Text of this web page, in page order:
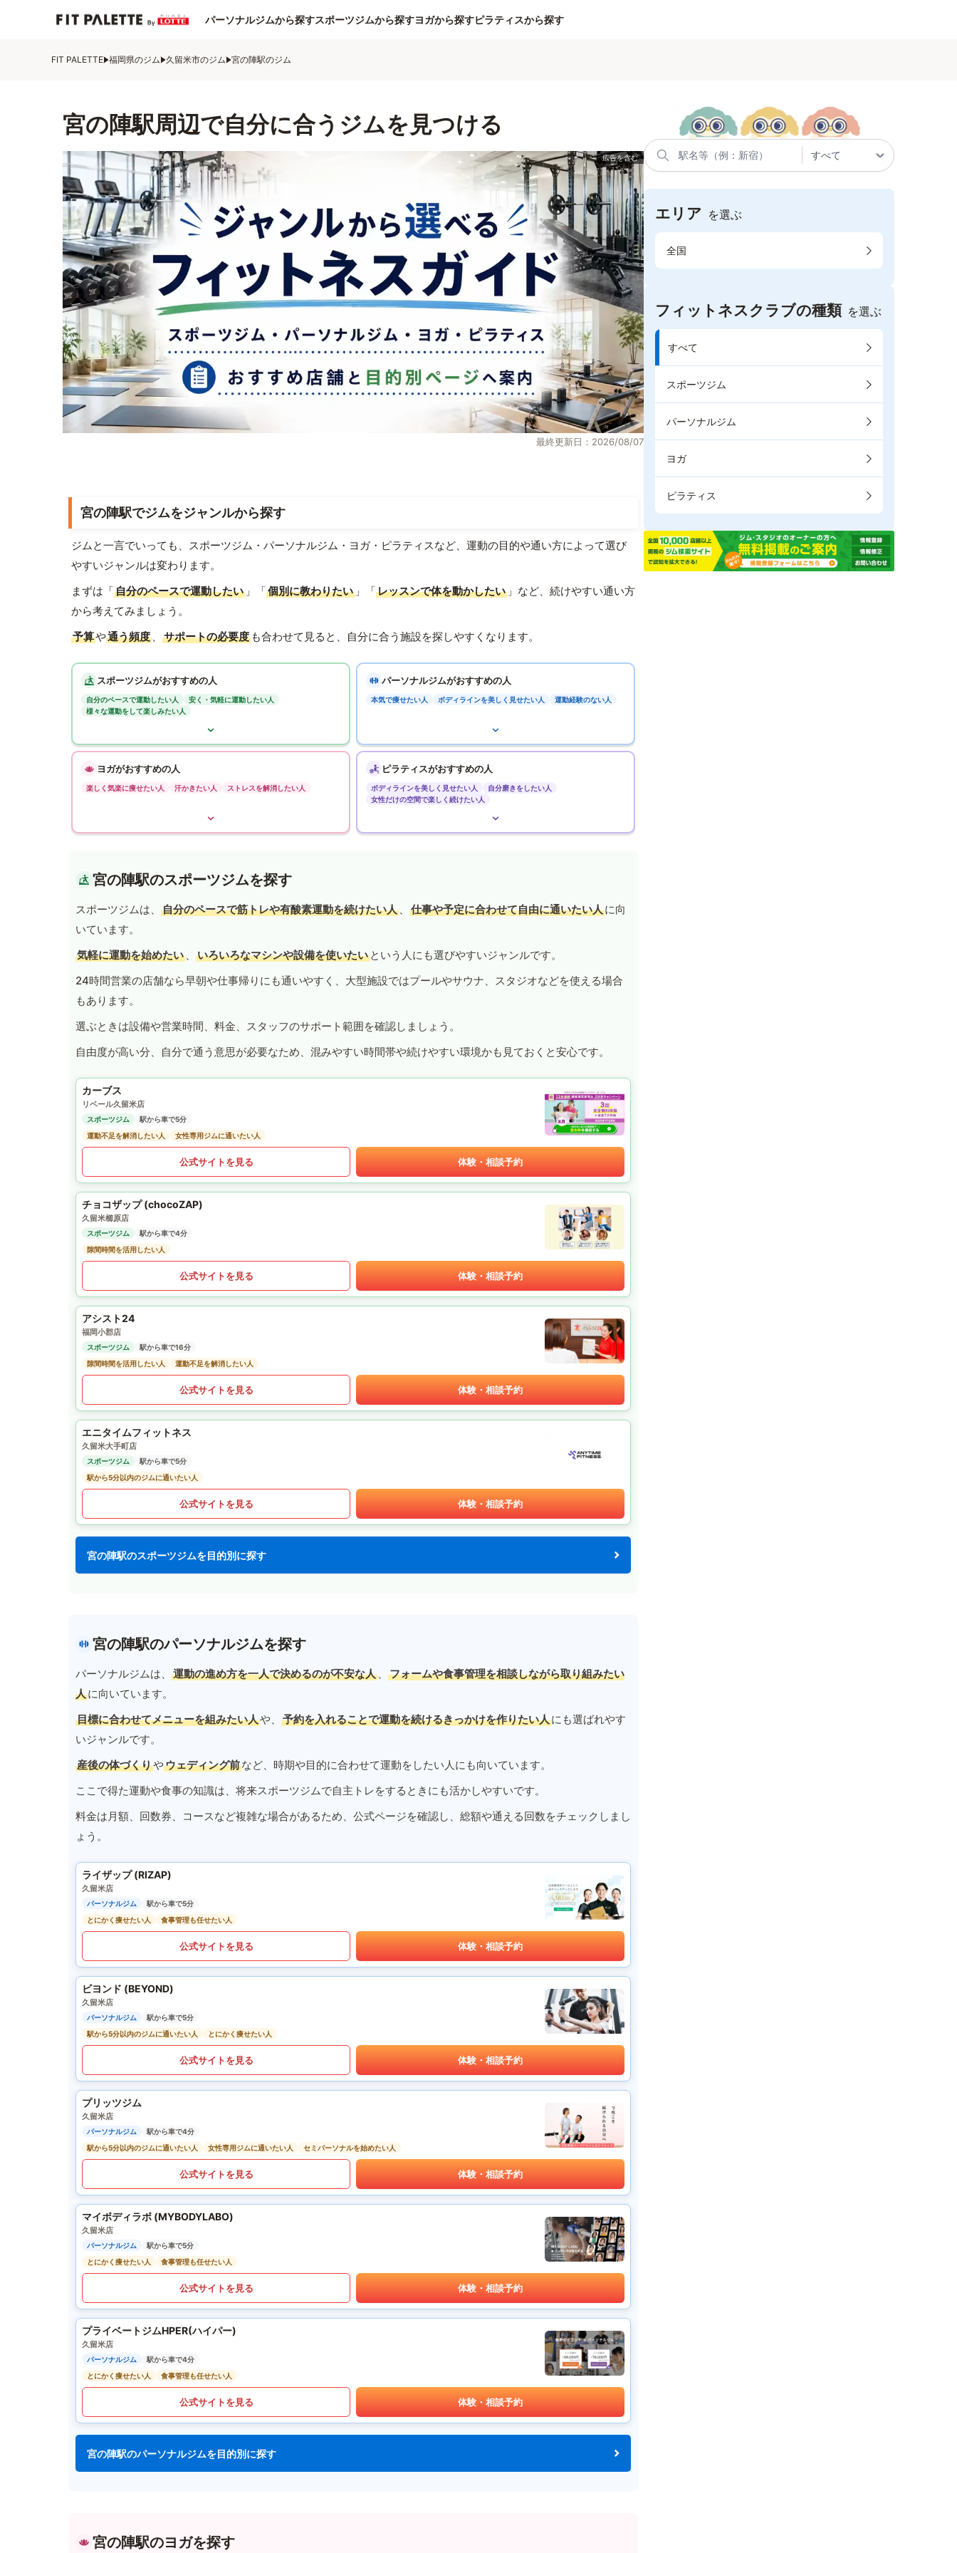
パーソナルジムから探すスポーツジムから探すヨガから探すピラティスから探す
FIT PALETTE 福岡県のジム 久留米市のジム 宮の陣駅のジム
宮の陣駅周辺で自分に合うジムを見つける
最終更新日：2026/08/07
宮の陣駅でジムをジャンルから探す
ジムと一言でいっても、スポーツジム・パーソナルジム・ヨガ・ピラティスなど、運動の目的や通い方によって選び
やすいジャンルは変わります。
まずは「自分のペースで運動したい 」「個別に教わりたい 」「レッスンで体を動かしたい 」など、続けやすい通い方
から考えてみましょう。
予算や通う頻度 、 サポートの必要度 も合わせて見ると、自分に合う施設を探しやすくなります。
スポーツジムがおすすめの人
自分のペースで運動したい人
安く・気軽に運動したい人
様々な運動をして楽しみたい人
パーソナルジムがおすすめの人
本気で痩せたい人 ボディラインを美しく見せたい人 運動経験のない人
ヨガがおすすめの人
楽しく気楽に痩せたい人 汗かきたい人 ストレスを解消したい人
ピラティスがおすすめの人
ボディラインを美しく見せたい人
自分磨きをしたい人
女性だけの空間で楽しく続けたい人
宮の陣駅のスポーツジムを探す
スポーツジムは、 自分のペースで筋トレや有酸素運動を続けたい人 、 仕事や予定に合わせて自由に通いたい人に向
いています。
気軽に運動を始めたい 、 いろいろなマシンや設備を使いたい という人にも選びやすいジャンルです。
24時間営業の店舗なら早朝や仕事帰りにも通いやすく、大型施設ではプールやサウナ、スタジオなどを使える場合
もあります。
選ぶときは設備や営業時間、料金、スタッフのサポート範囲を確認しましょう。
自由度が高い分、自分で通う意思が必要なため、混みやすい時間帯や続けやすい環境かも見ておくと安心です。
カーブス
リベール久留米店
スポーツジム
駅から車で5分
運動不足を解消したい人
女性専用ジムに通いたい人
公式サイトを見る 体験・相談予約
チョコザップ (chocoZAP)
久留米櫛原店
スポーツジム
駅から車で4分
隙間時間を活用したい人
公式サイトを見る 体験・相談予約
アシスト24
福岡小郡店
スポーツジム
駅から車で16分
隙間時間を活用したい人
運動不足を解消したい人
公式サイトを見る 体験・相談予約
エニタイムフィットネス
久留米大手町店
スポーツジム
駅から車で5分
駅から5分以内のジムに通いたい人
公式サイトを見る 体験・相談予約
宮の陣駅のスポーツジムを目的別に探す
宮の陣駅のパーソナルジムを探す
パーソナルジムは、 運動の進め方を一人で決めるのが不安な人 、
フォームや食事管理を相談しながら取り組みたい
人に向いています。
目標に合わせてメニューを組みたい人や、 予約を入れることで運動を続けるきっかけを作りたい人にも選ばれやす
いジャンルです。
産後の体づくりやウェディング前など、時期や目的に合わせて運動をしたい人にも向いています。
ここで得た運動や食事の知識は、将来スポーツジムで自主トレをするときにも活かしやすいです。
料金は月額、回数券、コースなど複雑な場合があるため、公式ページを確認し、総額や通える回数をチェックしまし
ょう。
ライザップ (RIZAP)
久留米店
パーソナルジム
駅から車で5分
とにかく痩せたい人
食事管理も任せたい人
公式サイトを見る 体験・相談予約
ビヨンド (BEYOND)
久留米店
パーソナルジム
駅から車で5分
駅から5分以内のジムに通いたい人
とにかく痩せたい人
公式サイトを見る 体験・相談予約
プリッツジム
久留米店
パーソナルジム
駅から車で4分
駅から5分以内のジムに通いたい人
女性専用ジムに通いたい人 セミパーソナルを始めたい人
公式サイトを見る 体験・相談予約
マイボディラボ (MYBODYLABO)
久留米店
パーソナルジム
駅から車で5分
とにかく痩せたい人
食事管理も任せたい人
公式サイトを見る 体験・相談予約
プライベートジムHPER(ハイパー)
久留米店
パーソナルジム
駅から車で4分
とにかく痩せたい人
食事管理も任せたい人
公式サイトを見る 体験・相談予約
宮の陣駅のパーソナルジムを目的別に探す
宮の陣駅のヨガを探す
エリア を選ぶ
全国
フィットネスクラブの種類 を選ぶ
すべて
スポーツジム
パーソナルジム
ヨガ
ピラティス